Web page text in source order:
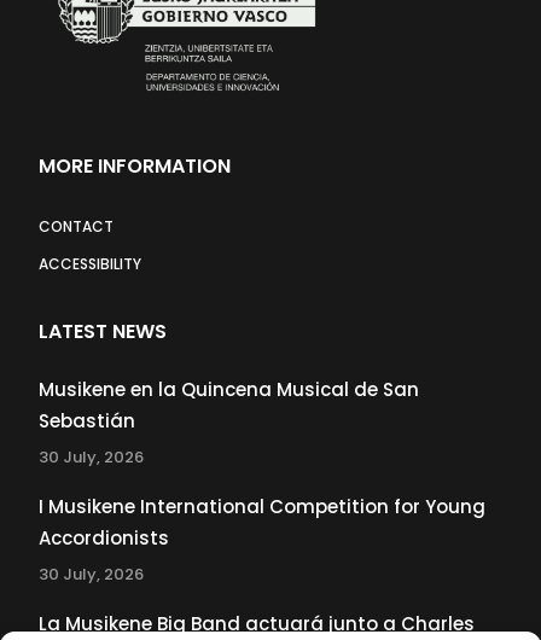
MORE INFORMATION
CONTACT
ACCESSIBILITY
LATEST NEWS
Musikene en la Quincena Musical de San
Sebastián
30 July, 2026
I Musikene International Competition for Young
Accordionists
30 July, 2026
La Musikene Big Band actuará junto a Charles